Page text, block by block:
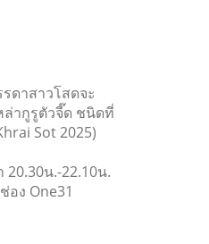
ดาสาวโสดจะ
ากูรูตัวจี๊ด ชนิดที่
Sot 2025)
20.30น.-22.10น.
อง One31